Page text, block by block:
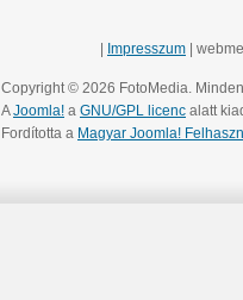
Impresszum |
Copyright © 2026 FotoMedia.
AJoomla! a GNU/GPL licenc alatt
Fordította a Magyar Joomla!